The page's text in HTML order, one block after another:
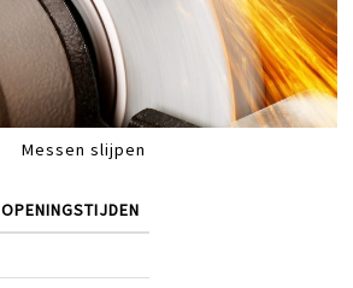
Messen slijpen
OPENINGSTIJDEN